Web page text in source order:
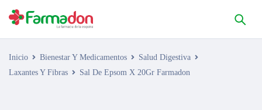
Inicio Bienestar Y Medicamentos
Salud Digestiva
Laxantes Y Fibras
Sal De Epsom X 20Gr Farmadon